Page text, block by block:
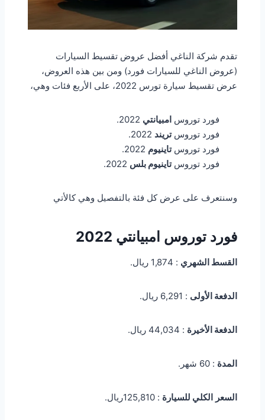
تقدم شركة الناغي أفضل عروض تقسيط السيارات
(عروض الناغي للسيارات فورد) ومن بين هذه العروض،
عرض تقسيط سيارة تورس 2022، على الأربع فئات وهي،
فورد توروس امبيانتي
.
فورد توروستريند
.
فورد توروستاينيوم
.
فورد توروستاينيوم بلس .
وسنتعرف على عرض كل فئة بالتفصيل وهي كالأتي
فورد توروس امبيانتي 2022
القسط الشهري : 1,874 ريال.
الدفعة الأولى : 6,291 ريال.
الدفعة الأخيرة : 44,034 ريال.
المدة : 60 شهر.
السعر الكلي للسيارة : 125,810ريال.